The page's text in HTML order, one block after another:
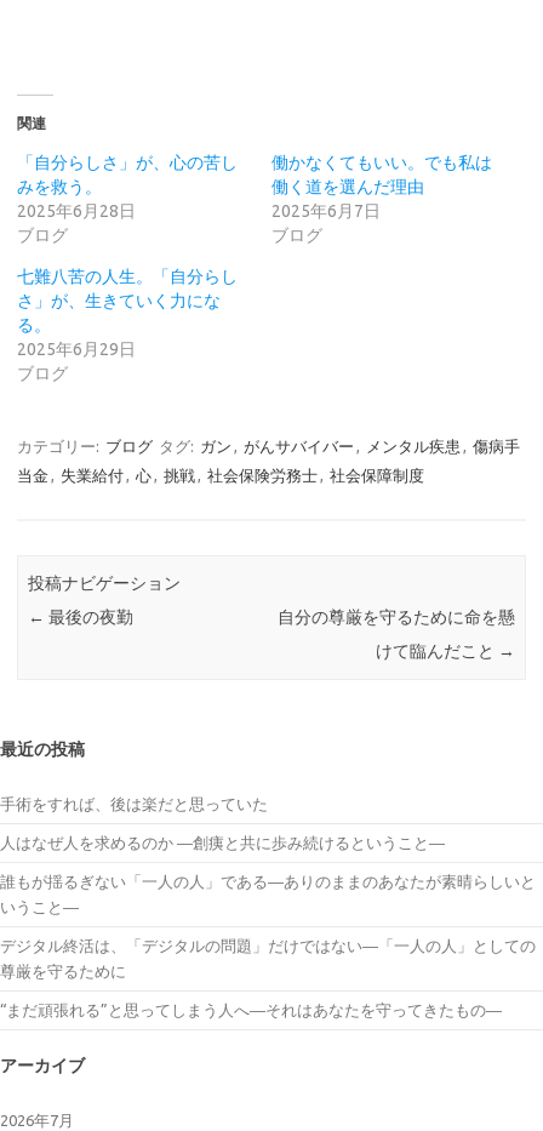
関連
「自分らしさ」が、心の苦し
みを救う。
2025年6月28日
ブログ
働かなくてもいい。でも私は
働く道を選んだ理由
2025年6月7日
ブログ
七難八苦の人生。「自分らし
さ」が、生きていく力にな
る。
2025年6月29日
ブログ
カテゴリー: ブログ タグ: ガン , がんサバイバー , メンタル疾患 , 傷病手
当金, 失業給付, 心, 挑戦, 社会保険労務士, 社会保障制度
投稿ナビゲーション
← 最後の夜勤
自分の尊厳を守るために命を懸
けて臨んだこと →
最近の投稿
手術をすれば、後は楽だと思っていた
人はなぜ人を求めるのか ―創痍と共に歩み続けるということ―
誰もが揺るぎない「一人の人」である―ありのままのあなたが素晴らしいと
いうこと―
デジタル終活は、「デジタルの問題」だけではない―「一人の人」としての
尊厳を守るために
“まだ頑張れる”と思ってしまう人へ―それはあなたを守ってきたもの―
アーカイブ
2026年7月